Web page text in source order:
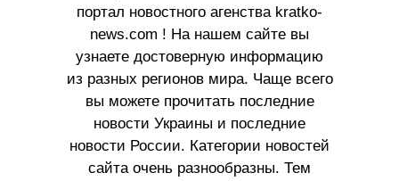
портал новостного агенства kratko-
news.com ! На нашем сайте вы
узнаете достоверную информацию
из разных регионов мира. Чаще всего
вы можете прочитать последние
новости Украины и последние
новости России. Категории новостей
сайта очень разнообразны. Тем